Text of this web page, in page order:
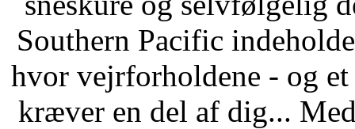
Southern Pacific
hvor vejrforholdene - og
kræver en del af dig...